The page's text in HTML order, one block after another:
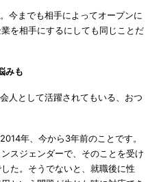
今までも相手によってオープンに
を相手にするにしても同じことだ
みも
人として活躍されてもいる、おつ
年、今から3年前のことです。
スジェンダーで、そのことを受け
た。そうでないと、就職後に性